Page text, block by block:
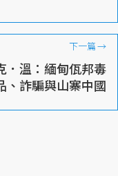
下一篇→
．溫：緬甸佤邦毒
、詐騙與山寨中國